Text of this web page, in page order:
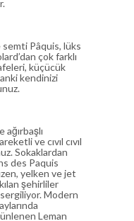
semti Pâquis, lüks
çok farklı
küçücük
kendinizi
ve cıvıl cıvıl
Sokaklardan
des Paquis
yelken ve jet
şehirliler
Modern
ünlenen Leman